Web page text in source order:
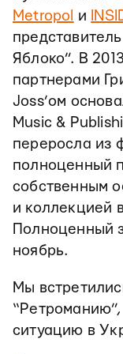
Metropol
и
Яблоко”. В
партнерами
Joss’ом
Music &
переросла из
полноценный
собственным
и коллекцией
Полноценный
ноябрь.
Мы
ситуацию в